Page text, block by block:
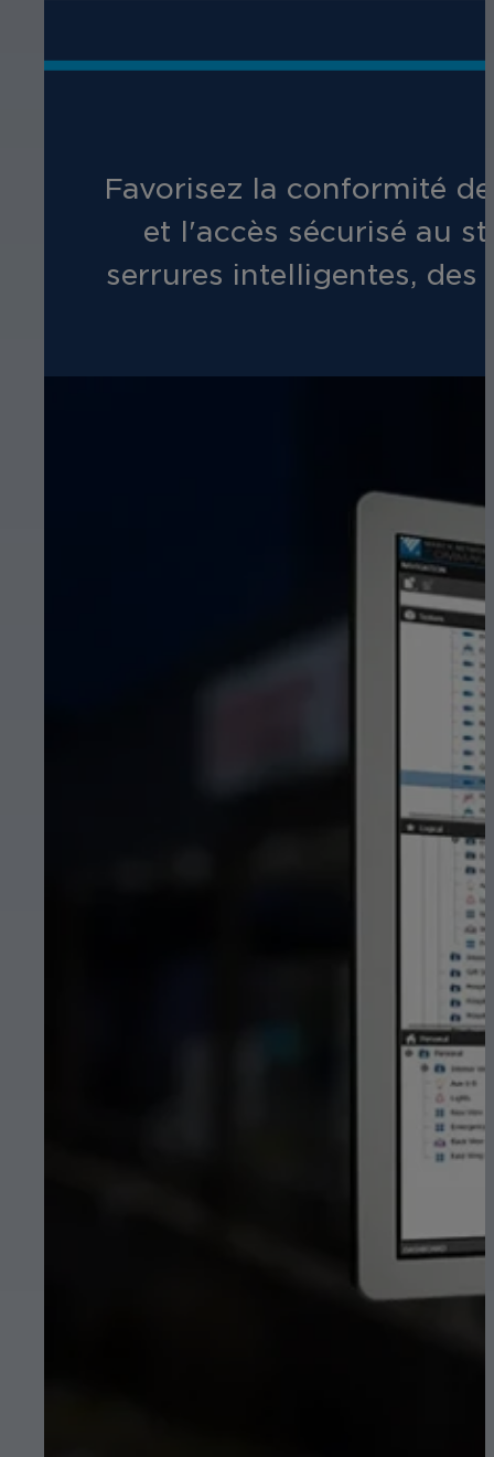
Favorisez la conformité
et l'accès sécurisé au
serrures intelligentes,